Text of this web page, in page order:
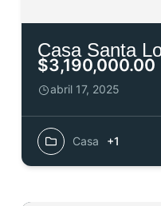
Casa Santa
$3,190,000.00
abril 17, 2025
Casa +1